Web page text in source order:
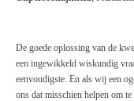
De goede oplossing van de
een ingewikkeld wiskundig
eenvoudigste. En als wij een
ons dat misschien helpen om